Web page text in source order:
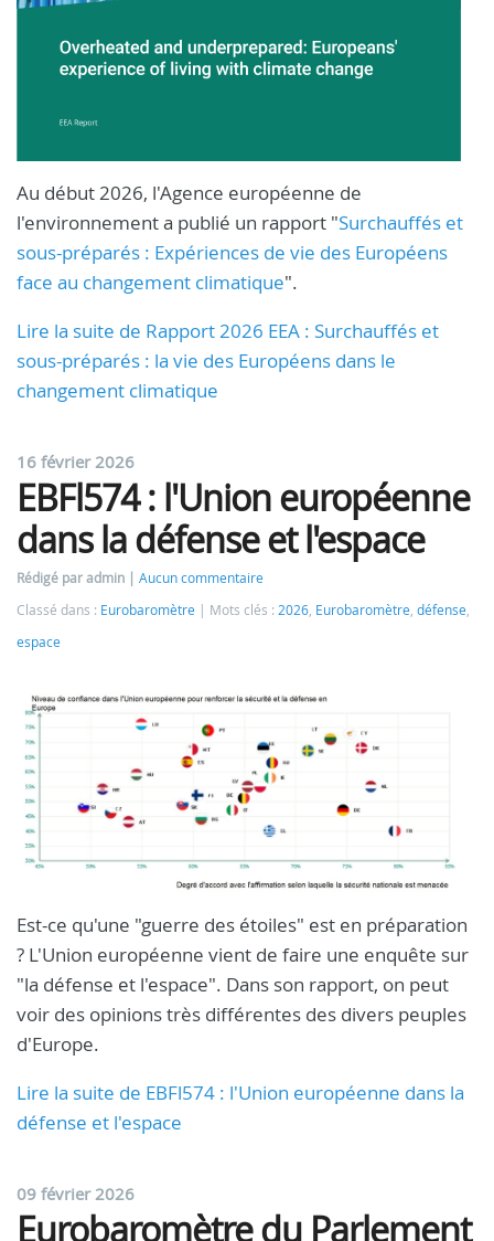
Au début 2026, l'Agence européenne de
l'environnement a publié un rapport "Surchauffés et
sous-préparés : Expériences de vie des Européens
face au changement climatique".
Lire la suite de Rapport 2026 EEA : Surchauffés et
sous-préparés : la vie des Européens dans le
changement climatique
16 février 2026
EBFl574 : l'Union européenne
dans la défense et l'espace
Rédigé par admin
Aucun commentaire
Classé dans : Eurobaromètre Mots clés : 2026, Eurobaromètre, défense,
espace
Est-ce qu'une "guerre des étoiles" est en préparation
? L'Union européenne vient de faire une enquête sur
"la défense et l'espace". Dans son rapport, on peut
voir des opinions très différentes des divers peuples
d'Europe.
Lire la suite de EBFl574 : l'Union européenne dans la
défense et l'espace
09 février 2026
Eurobaromètre du Parlement